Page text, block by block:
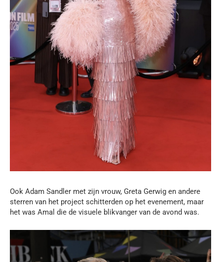
Ook Adam Sandler met zijn vrouw, Greta Gerwig en andere
sterren van het project schitterden op het evenement, maar
het was Amal die de visuele blikvanger van de avond was.